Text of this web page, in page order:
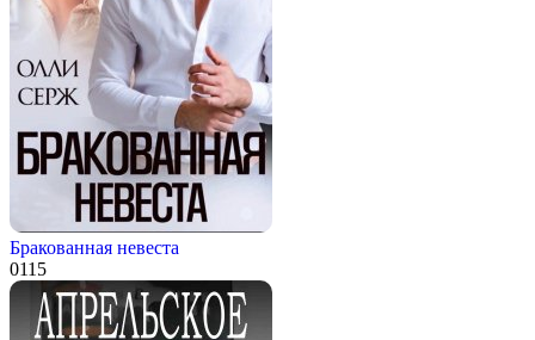
Бракованная невеста
0115